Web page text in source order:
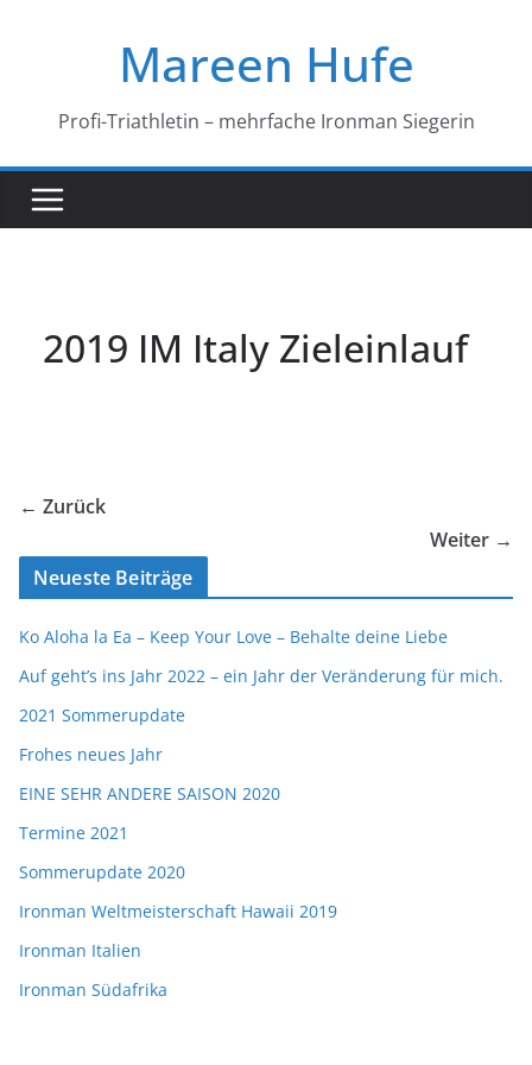
Mareen Hufe
Profi-Triathletin – mehrfache Ironman Siegerin
2019 IM Italy Zieleinlauf
← Zurück
Weiter →
Neueste Beiträge
Ko Aloha la Ea – Keep Your Love – Behalte deine Liebe
Auf geht’s ins Jahr 2022 – ein Jahr der Veränderung für mich.
2021 Sommerupdate
Frohes neues Jahr
EINE SEHR ANDERE SAISON 2020
Termine 2021
Sommerupdate 2020
Ironman Weltmeisterschaft Hawaii 2019
Ironman Italien
Ironman Südafrika